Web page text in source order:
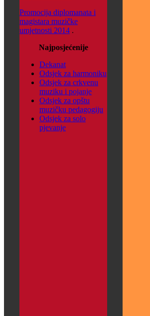
Promocija diplomanata i
magistara muzičke
umjetnosti 2014 .
Najposjećenije
Dekanat
Odsjek za harmoniku
Odsjek za crkvenu
muziku i pojanje
Odsjek za opštu
muzičku pedagogiju
Odsjek za solo
pjevanje